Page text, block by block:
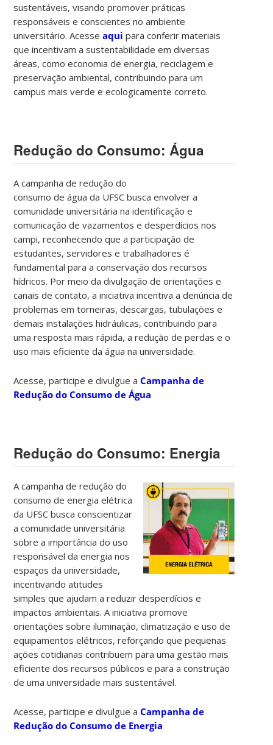
sustentáveis, visando promover práticas
responsáveis e conscientes no ambiente
universitário. Acesseaqui para conferir materiais
que incentivam a sustentabilidade em diversas
áreas, como economia de energia, reciclagem e
preservação ambiental, contribuindo para um
campus mais verde e ecologicamente correto.
Redução do Consumo: Água
A campanha de redução do
consumo de água da UFSC busca envolver a
comunidade universitária na identificação e
comunicação de vazamentos e desperdícios nos
campi, reconhecendo que a participação de
estudantes, servidores e trabalhadores é
fundamental para a conservação dos recursos
hídricos. Por meio da divulgação de orientações e
canais de contato, a iniciativa incentiva a denúncia de
problemas em torneiras, descargas, tubulações e
demais instalações hidráulicas, contribuindo para
uma resposta mais rápida, a redução de perdas e o
uso mais eficiente da água na universidade.
Acesse, participe e divulgue aCampanha de
Redução do Consumo de Água
Redução do Consumo: Energia
A campanha de redução do
consumo de energia elétrica
da UFSC busca conscientizar
a comunidade universitária
sobre a importância do uso
responsável da energia nos
espaços da universidade,
incentivando atitudes
simples que ajudam a reduzir desperdícios e
impactos ambientais. A iniciativa promove
orientações sobre iluminação, climatização e uso de
equipamentos elétricos, reforçando que pequenas
ações cotidianas contribuem para uma gestão mais
eficiente dos recursos públicos e para a construção
de uma universidade mais sustentável.
Acesse, participe e divulgue aCampanha de
Redução do Consumo de Energia